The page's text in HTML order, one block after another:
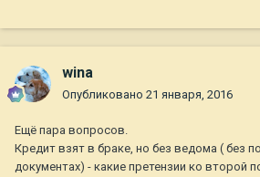
wina
Опубликовано 21 января, 2016
Ещё пара вопросов.
Кредит взят в браке, но без ведома ( без
документах) - какие претензии ко второй